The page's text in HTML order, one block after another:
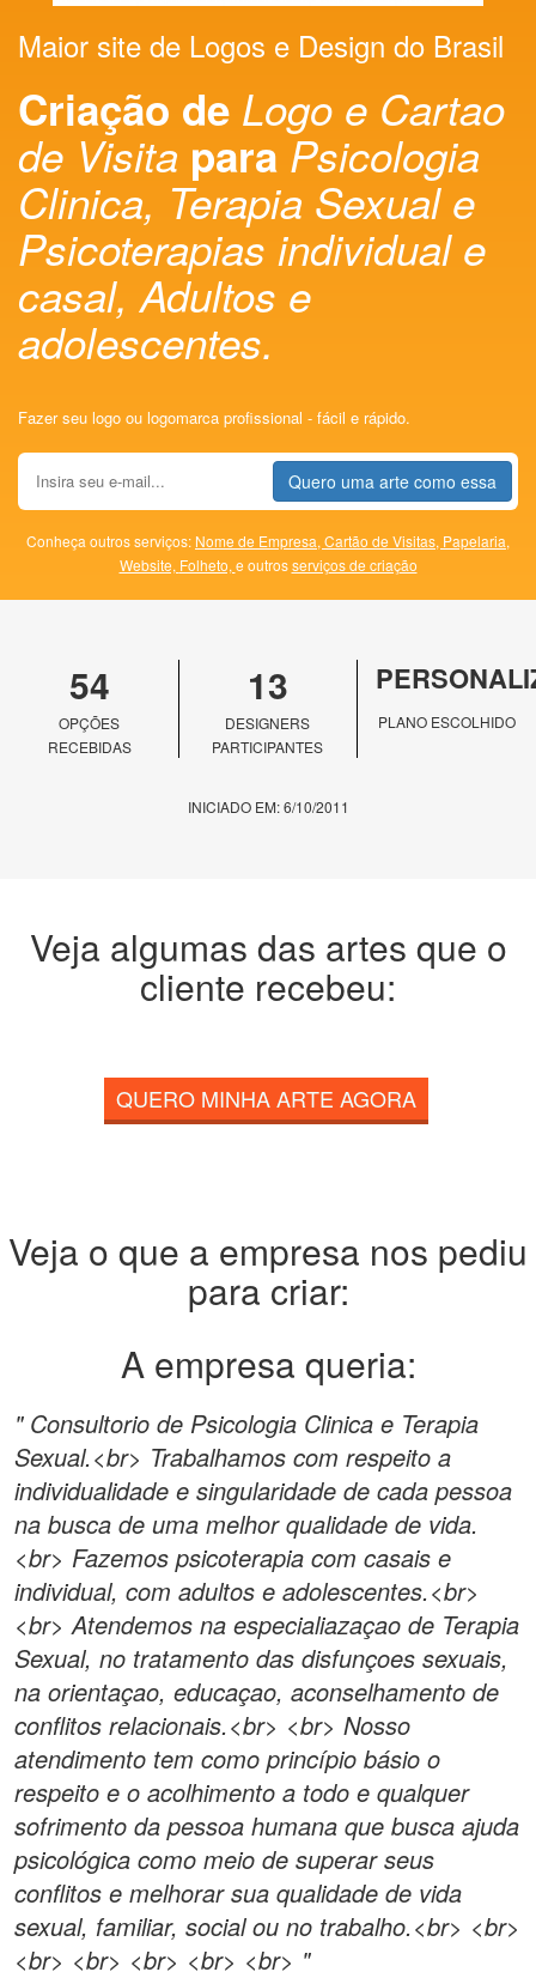
Maior site de Logos e Design do Brasil
Criação de Logo e Cartao
de Visita para Psicologia
Clinica, Terapia Sexual e
Psicoterapias individual e
casal, Adultos e
adolescentes.
Fazer seu logo ou logomarca profissional - fácil e rápido.
Quero uma arte como essa
Conheça outros serviços: Nome de Empresa, Cartão de Visitas, Papelaria,
Website, Folheto, e outrosserviços de criação
54
OPÇÕES
RECEBIDAS
13
DESIGNERS
PARTICIPANTES
PLANO ESCOLHIDO
INICIADO EM: 6/10/2011
Veja algumas das artes que o
cliente recebeu:
QUERO MINHA ARTE AGORA
Veja o que a empresa nos pediu
para criar:
A empresa queria:
" Consultorio de Psicologia Clinica e Terapia
Sexual.<br> Trabalhamos com respeito a
individualidade e singularidade de cada pessoa
na busca de uma melhor qualidade de vida.
<br> Fazemos psicoterapia com casais e
individual, com adultos e adolescentes.<br>
<br> Atendemos na especialiazaçao de Terapia
Sexual, no tratamento das disfunçoes sexuais,
na orientaçao, educaçao, aconselhamento de
conflitos relacionais.<br> <br> Nosso
atendimento tem como princípio básio o
respeito e o acolhimento a todo e qualquer
sofrimento da pessoa humana que busca ajuda
psicológica como meio de superar seus
conflitos e melhorar sua qualidade de vida
sexual, familiar, social ou no trabalho.<br> <br>
<br> <br> <br> <br> <br> "